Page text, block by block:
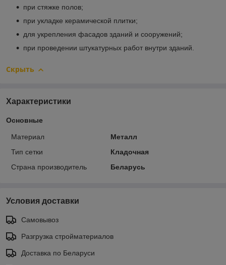
при стяжке полов;
при укладке керамической плитки;
для укрепления фасадов зданий и сооружений;
при проведении штукатурных работ внутри зданий.
Скрыть
Характеристики
Основные
Материал
Металл
Тип сетки
Кладочная
Страна производитель
Беларусь
Условия доставки
Самовывоз
Разгрузка стройматериалов
Доставка по Беларуси